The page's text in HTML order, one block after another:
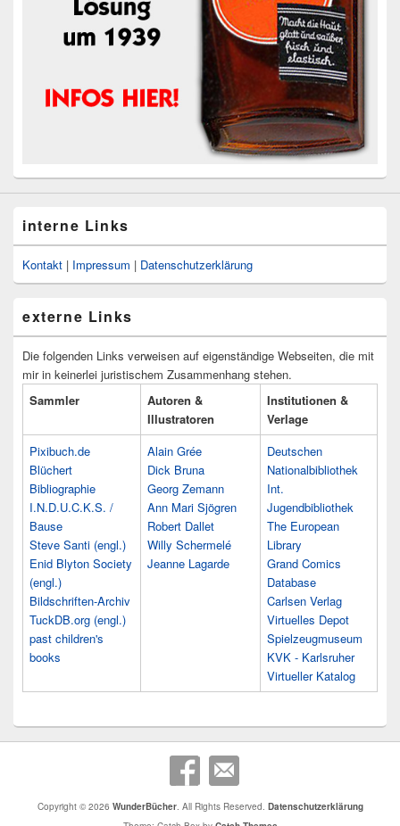
interne Links
Kontakt | Impressum | Datenschutzerklärung
externe Links
Die folgenden Links verweisen auf eigenständige Webseiten, die mit
mir in keinerlei juristischem Zusammenhang stehen.
Sammler
Autoren &
Illustratoren
Institutionen &
Verlage
Pixibuch.de
Blüchert
Bibliographie
I.N.D.U.C.K.S. /
Bause
Steve Santi (engl.)
Enid Blyton Society
(engl.)
Bildschriften-Archiv
TuckDB.org (engl.)
past children's
books
Alain Grée
Dick Bruna
Georg Zemann
Ann Mari Sjögren
Robert Dallet
Willy Schermelé
Jeanne Lagarde
Deutschen
Nationalbibliothek
Int.
Jugendbibliothek
The European
Library
Grand Comics
Database
Carlsen Verlag
Virtuelles Depot
Spielzeugmuseum
KVK - Karlsruher
Virtueller Katalog
Copyright © 2026 WunderBücher. All Rights Reserved. Datenschutzerklärung